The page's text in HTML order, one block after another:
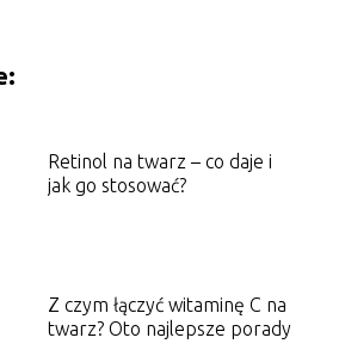
Retinol na twarz – co daje i
jak go stosować?
Z czym łączyć witaminę C na
twarz? Oto najlepsze porady